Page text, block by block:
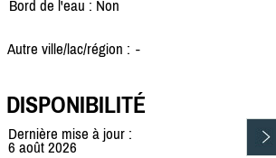
Bord de l'eau : Non
Autre ville/lac/région : -
DISPONIBILITÉ
Dernière mise à jour :
6 août 2026